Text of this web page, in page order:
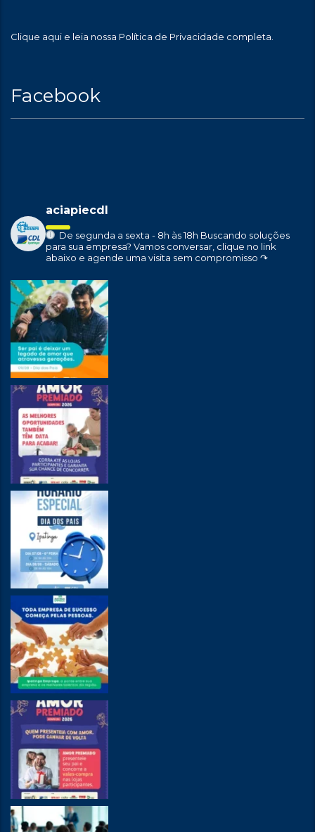
Clique aqui e leia nossa Política de Privacidade completa.
Facebook
aciapiecdl
De segunda a sexta - 8h às 18h Buscando soluções
para sua empresa? Vamos conversar, clique no link
abaixo e agende uma visita sem compromisso ↷